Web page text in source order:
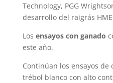
Technology, PGG
desarrollo del raigrás
Los ensayos con ganado
este año.
Continúan los ensayos
trébol blanco con alto